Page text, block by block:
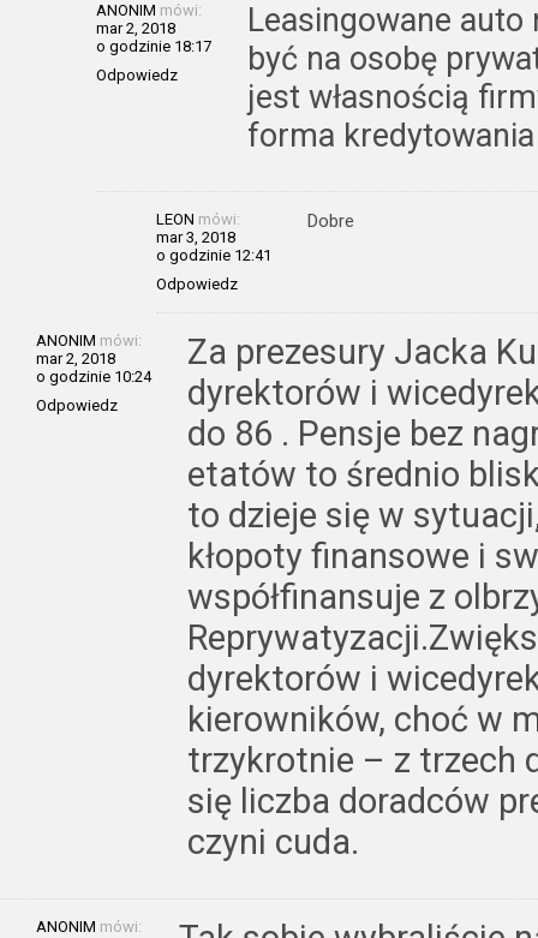
ANONIM mówi:
mar 2, 2018
o godzinie 18:17
Odpowiedz
Leasingowane
być na osobę
jest własnością
forma
LEON mówi:
mar 3, 2018
o godzinie 12:41
Odpowiedz
Dobre
ANONIM mówi:
mar 2, 2018
o godzinie 10:24
Odpowiedz
Za prezesury Jacka
dyrektorów i
do 86 . Pensje bez
etatów to średnio
to dzieje się w
kłopoty finansowe i
współfinansuje z
dyrektorów i
kierowników, choć w
trzykrotnie – z trzech
się liczba doradców
czyni cuda.
ANONIM mówi: